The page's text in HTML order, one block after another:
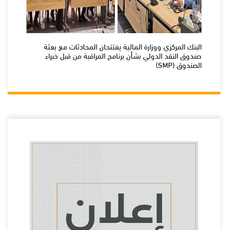
البنك المركزي ووزارة المالية يفتتحان المحادثات مع بعثة
صندوق النقد الدولي بشأن برنامج المراقبة من قبل خبراء
الصندوق (SMP)